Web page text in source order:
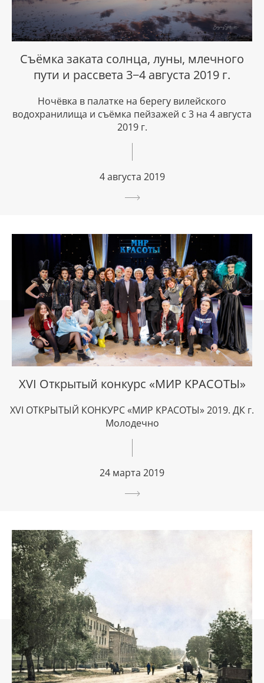
Съёмка заката солнца, луны, млечного
пути и рассвета 3−4 августа 2019 г.
Ночёвка в палатке на берегу вилейского
водохранилища и съёмка пейзажей с 3 на 4 августа
2019 г.
4 августа 2019
ХVI Открытый конкурс «МИР КРАСОТЫ»
ХVI ОТКРЫТЫЙ КОНКУРС «МИР КРАСОТЫ» 2019. ДК г.
Молодечно
24 марта 2019